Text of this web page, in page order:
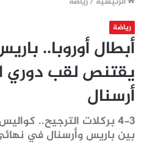
رياضة
أبطال أوروبا..
يقتنص لقب دوري
أرسنال
4-3 بركلات الترجيح..
بين باريس وأرسنال في